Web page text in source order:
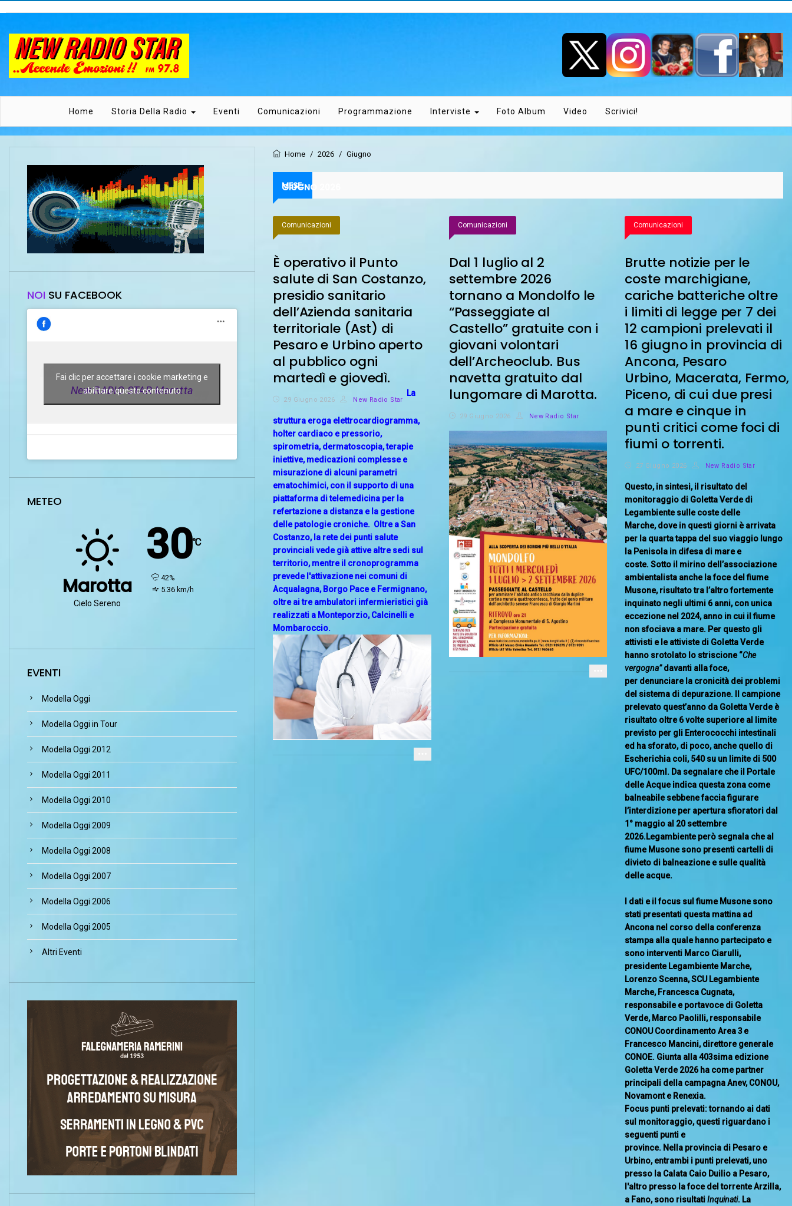
Home Storia Della Radio Eventi Comunicazioni Programmazione Interviste Foto Album Video Scrivici!
Home / 2026 / Giugno
MESE:
GIUGNO 2026
Comunicazioni
È operativo il Punto
salute di San Costanzo,
presidio sanitario
dell’Azienda sanitaria
territoriale (Ast) di
Pesaro e Urbino aperto
al pubblico ogni
martedì e giovedì.
29 Giugno 2026 New Radio Star
La
struttura eroga elettrocardiogramma,
holter cardiaco e pressorio,
spirometria, dermatoscopia, terapie
iniettive, medicazioni complesse e
misurazione di alcuni parametri
ematochimici, con il supporto di una
piattaforma di telemedicina per la
refertazione a distanza e la gestione
delle patologie croniche. Oltre a San
Costanzo, la rete dei punti salute
provinciali vede già attive altre sedi sul
territorio, mentre il cronoprogramma
prevede l'attivazione nei comuni di
Acqualagna, Borgo Pace e Fermignano,
oltre ai tre ambulatori infermieristici già
realizzati a Monteporzio, Calcinelli e
Mombaroccio.
Comunicazioni
Dal 1 luglio al 2
settembre 2026
tornano a Mondolfo le
“Passeggiate al
Castello” gratuite con i
giovani volontari
dell’Archeoclub. Bus
navetta gratuito dal
lungomare di Marotta.
29 Giugno 2026 New Radio Star
Comunicazioni
Brutte notizie per le
coste marchigiane,
cariche batteriche oltre
i limiti di legge per 7 dei
12 campioni prelevati il
16 giugno in provincia di
Ancona, Pesaro
Urbino, Macerata,
Piceno, di cui due presi
a mare e cinque in
punti critici come foci di
fiumi o torrenti.
27 Giugno 2026 New Radio Star
Questo, in sintesi, il risultato del
monitoraggio di Goletta Verde di
Legambiente sulle coste delle
Marche, dove in questi giorni è arrivata
per la quarta tappa del suo viaggio lungo
la Penisola in difesa di mare e
coste. Sotto il mirino dell’associazione
ambientalista anche la foce del fiume
Musone, risultato tra l’altro fortemente
inquinato negli ultimi 6 anni, con unica
eccezione nel 2024, anno in cui il fiume
non sfociava a mare. Per questo gli
attivisti e le attiviste di Goletta Verde
hanno srotolato lo striscione “Che
vergogna”davanti alla foce,
per denunciare la cronicità dei problemi
del sistema di depurazione. Il campione
prelevato quest’anno da Goletta Verde è
risultato oltre 6 volte superiore al limite
previsto per gli Enterococchi intestinali
ed ha sforato, di poco, anche quello di
Escherichia coli, 540 su un limite di 500
UFC/100ml. Da segnalare che il Portale
delle Acque indica questa zona come
balneabile sebbene faccia figurare
l’interdizione per apertura sfioratori dal
1° maggio al 20 settembre
2026.Legambiente però segnala che al
fiume Musone sono presenti cartelli di
divieto di balneazione e sulle qualità
delle acque.
I dati e il focus sul fiume Musone sono
stati presentati questa mattina ad
Ancona nel corso della conferenza
stampa alla quale hanno partecipato e
sono interventi Marco Ciarulli,
presidente Legambiente Marche,
Lorenzo Scenna, SCU Legambiente
Marche, Francesca Cugnata,
responsabile e portavoce di Goletta
Verde, Marco Paolilli, responsabile
CONOU Coordinamento Area 3 e
Francesco Mancini, direttore generale
CONOE. Giunta alla 403sima edizione
Goletta Verde 2026 ha come partner
principali della campagna Anev, CONOU,
Novamont e Renexia.
Focus punti prelevati: tornando ai dati
sul monitoraggio, questi riguardano i
seguenti punti e
province. Nella provincia di Pesaro e
Urbino, entrambi i punti prelevati, uno
presso la Calata Caio Duilio a Pesaro,
l'altro presso la foce del torrente Arzilla,
a Fano, sono risultatiInquinati. La
NOI SU FACEBOOK
New RADIO STAR Marotta
Fai clic per accettare i cookie marketing e
abilitare questo contenuto
METEO
Marotta
Cielo Sereno
30℃
humidity:
42%
wind:
5.36 km/h
EVENTI
Modella Oggi
Modella Oggi in Tour
Modella Oggi 2012
Modella Oggi 2011
Modella Oggi 2010
Modella Oggi 2009
Modella Oggi 2008
Modella Oggi 2007
Modella Oggi 2006
Modella Oggi 2005
Altri Eventi